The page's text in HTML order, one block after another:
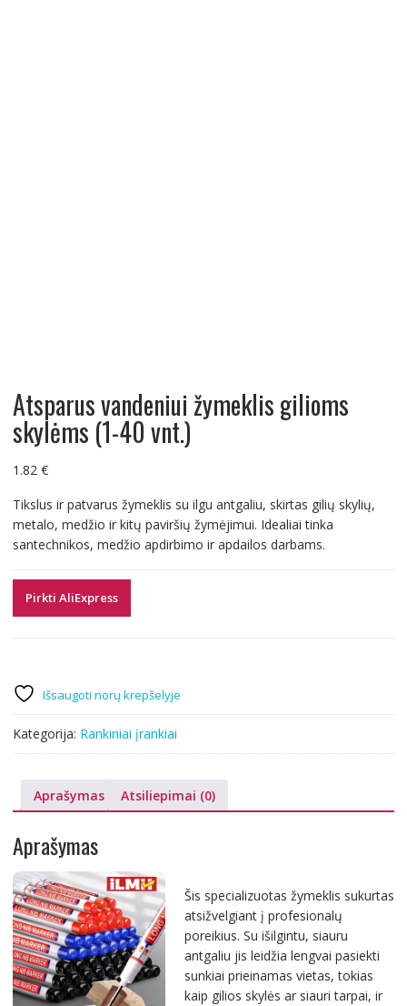
Atsparus vandeniui žymeklis gilioms
skylėms (1-40 vnt.)
1.82 €
Tikslus ir patvarus žymeklis su ilgu antgaliu, skirtas gilių skylių,
metalo, medžio ir kitų paviršių žymėjimui. Idealiai tinka
santechnikos, medžio apdirbimo ir apdailos darbams.
Pirkti AliExpress
Išsaugoti norų krepšelyje
Kategorija: Rankiniai įrankiai
Aprašymas Atsiliepimai (0)
Aprašymas
Šis specializuotas žymeklis sukurtas
atsižvelgiant į profesionalų
poreikius. Su išilgintu, siauru
antgaliu jis leidžia lengvai pasiekti
sunkiai prieinamas vietas, tokias
kaip gilios skylės ar siauri tarpai, ir